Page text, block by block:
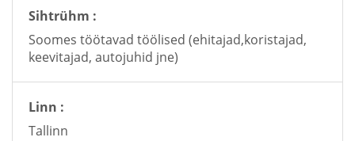
Sihtrühm :
Soomes töötavad töölised (ehitajad,koristajad,
keevitajad, autojuhid jne)
Linn :
Tallinn